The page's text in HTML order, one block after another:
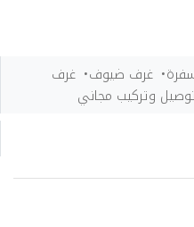
غرف ضيوف غرف
توصيل وتركيب مجاني